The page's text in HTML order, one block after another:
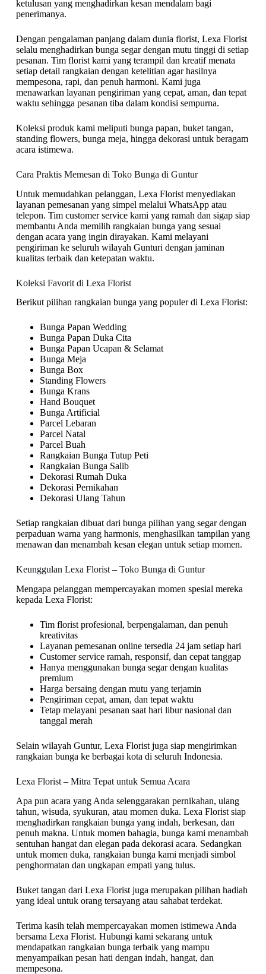
ketulusan yang menghadirkan kesan mendalam bagi
penerimanya.
Dengan pengalaman panjang dalam dunia florist, Lexa Florist
selalu menghadirkan bunga segar dengan mutu tinggi di setiap
pesanan. Tim florist kami yang terampil dan kreatif menata
setiap detail rangkaian dengan ketelitian agar hasilnya
mempesona, rapi, dan penuh harmoni. Kami juga
menawarkan layanan pengiriman yang cepat, aman, dan tepat
waktu sehingga pesanan tiba dalam kondisi sempurna.
Koleksi produk kami meliputi bunga papan, buket tangan,
standing flowers, bunga meja, hingga dekorasi untuk beragam
acara istimewa.
Cara Praktis Memesan di Toko Bunga di Guntur
Untuk memudahkan pelanggan, Lexa Florist menyediakan
layanan pemesanan yang simpel melalui WhatsApp atau
telepon. Tim customer service kami yang ramah dan sigap siap
membantu Anda memilih rangkaian bunga yang sesuai
dengan acara yang ingin dirayakan. Kami melayani
pengiriman ke seluruh wilayah Gunturi dengan jaminan
kualitas terbaik dan ketepatan waktu.
Koleksi Favorit di Lexa Florist
Berikut pilihan rangkaian bunga yang populer di Lexa Florist:
Bunga Papan Wedding
Bunga Papan Duka Cita
Bunga Papan Ucapan & Selamat
Bunga Meja
Bunga Box
Standing Flowers
Bunga Krans
Hand Bouquet
Bunga Artificial
Parcel Lebaran
Parcel Natal
Parcel Buah
Rangkaian Bunga Tutup Peti
Rangkaian Bunga Salib
Dekorasi Rumah Duka
Dekorasi Pernikahan
Dekorasi Ulang Tahun
Setiap rangkaian dibuat dari bunga pilihan yang segar dengan
perpaduan warna yang harmonis, menghasilkan tampilan yang
menawan dan menambah kesan elegan untuk setiap momen.
Keunggulan Lexa Florist – Toko Bunga di Guntur
Mengapa pelanggan mempercayakan momen spesial mereka
kepada Lexa Florist:
Tim florist profesional, berpengalaman, dan penuh
kreativitas
Layanan pemesanan online tersedia 24 jam setiap hari
Customer service ramah, responsif, dan cepat tanggap
Hanya menggunakan bunga segar dengan kualitas
premium
Harga bersaing dengan mutu yang terjamin
Pengiriman cepat, aman, dan tepat waktu
Tetap melayani pesanan saat hari libur nasional dan
tanggal merah
Selain wilayah Guntur, Lexa Florist juga siap mengirimkan
rangkaian bunga ke berbagai kota di seluruh Indonesia.
Lexa Florist – Mitra Tepat untuk Semua Acara
Apa pun acara yang Anda selenggarakan pernikahan, ulang
tahun, wisuda, syukuran, atau momen duka. Lexa Florist siap
menghadirkan rangkaian bunga yang indah, berkesan, dan
penuh makna. Untuk momen bahagia, bunga kami menambah
sentuhan hangat dan elegan pada dekorasi acara. Sedangkan
untuk momen duka, rangkaian bunga kami menjadi simbol
penghormatan dan ungkapan empati yang tulus.
Buket tangan dari Lexa Florist juga merupakan pilihan hadiah
yang ideal untuk orang tersayang atau sahabat terdekat.
Terima kasih telah mempercayakan momen istimewa Anda
bersama Lexa Florist. Hubungi kami sekarang untuk
mendapatkan rangkaian bunga terbaik yang mampu
menyampaikan pesan hati dengan indah, hangat, dan
mempesona.